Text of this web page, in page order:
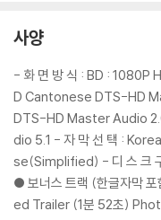
2) 스틸북 케이스 제작 과정
있습니다.
3) 렌티큘러 스틸북의 경우,
름 손상에 의한 교환/반품은
4) 본품 보호를 위해 노란색
에 의한 교환/반품은 불가합
5) 아웃케이스/구성품/포장
인을 위해 개봉 시의 동영상
환/반품이 제한될 수 있습니
사양
- 화 면 방 식 : BD : 1080P
D Cantonese DTS-HD
DTS-HD Master Audio
dio 5.1 - 자 막 선 택 :
se(Simplified) - 디 스 크
● 보너스 트랙 (한글자막
ed Trailer (1분 52초)